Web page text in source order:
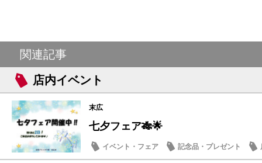
関連記事
店内イベント
末広
七夕フェア🎋🌟
イベント・フェア 記念品・プレゼント